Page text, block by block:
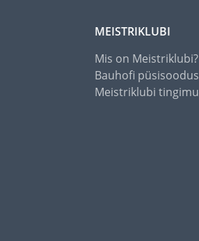
MEISTRIKLUBI
Mis on Meistriklubi?
Bauhofi
Meistriklubi